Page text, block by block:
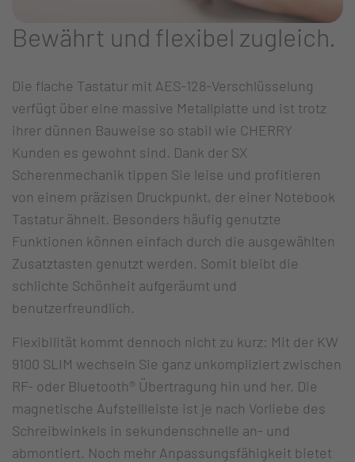
Bewährt und flexibel zugleich.
Die flache Tastatur mit AES-128-Verschlüsselung
verfügt über eine massive Metallplatte und ist trotz
ihrer dünnen Bauweise so stabil wie CHERRY
Kunden es gewohnt sind. Dank der SX
Scherenmechanik tippen Sie leise und profitieren
von einem präzisen Druckpunkt, der einer Notebook
Tastatur ähnelt. Besonders häufig genutzte
Funktionen können einfach durch die ausgewählten
Zusatztasten genutzt werden. Somit bleibt die
schlichte Schönheit aufgeräumt und
benutzerfreundlich.
Flexibilität kommt dennoch nicht zu kurz: Mit der KW
9100 SLIM wechseln Sie ganz unkompliziert zwischen
RF- oder Bluetooth® Übertragung hin und her. Die
magnetische Aufstellleiste ist je nach Vorliebe des
Schreibwinkels in sekundenschnelle an- und
abmontiert. Noch mehr Anpassungsfähigkeit bietet